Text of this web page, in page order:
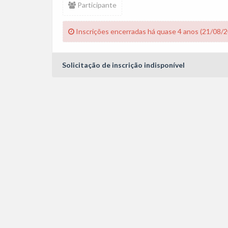
Participante
Inscrições encerradas há quase 4 anos (21/08/
Solicitação de inscrição indisponível